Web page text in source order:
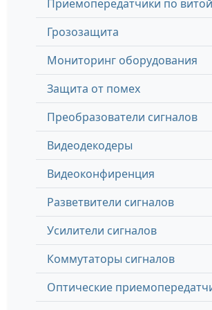
Приемопередатчики по
Грозозащита
Мониторинг оборудования
Защита от помех
Преобразователи сигналов
Видеодекодеры
Видеоконфиренция
Разветвители сигналов
Усилители сигналов
Коммутаторы сигналов
Оптические